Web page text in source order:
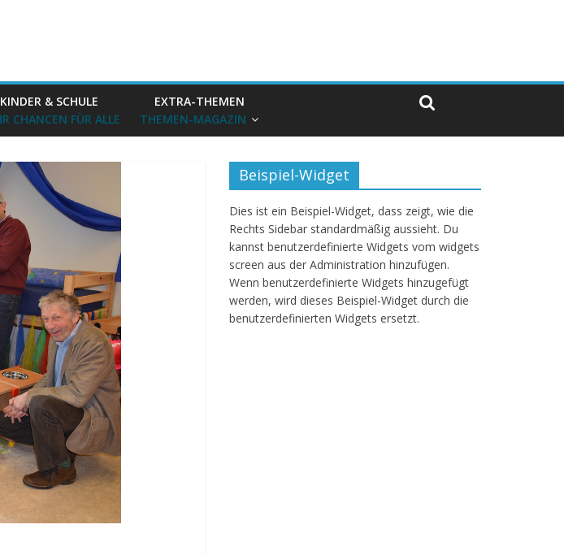
KINDER & SCHULE
CHANCEN FÜR ALLE
EXTRA-THEMEN
THEMEN-MAGAZIN
Beispiel-Widget
Dies ist ein Beispiel-Widget, dass zeigt, wie die
Rechts Sidebar standardmäßig aussieht. Du
kannst benutzerdefinierte Widgets vom widgets
screen aus der Administration hinzufügen.
Wenn benutzerdefinierte Widgets hinzugefügt
werden, wird dieses Beispiel-Widget durch die
benutzerdefinierten Widgets ersetzt.